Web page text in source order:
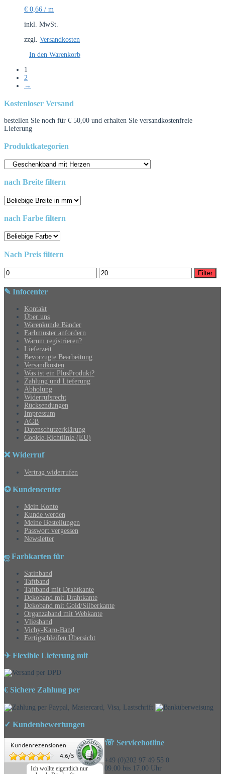
€ 0,66 / m
inkl. MwSt.
zzgl. Versandkosten
In den Warenkorb
1
2
→
Kostenloser Versand
bestellen Sie noch für € 50,00 und erhalten Sie versandkostenfreie
Lieferung
Produktkategorien
nach Breite filtern
nach Farbe filtern
Nach Preis filtern
Min.
Preis
Max.
Preis
Filter
✎ Infocenter
Kontakt
Über uns
Warenkunde Bänder
Farbmuster anfordern
Warum registrieren?
Lieferzeit
Bevorzugte Bearbeitung
Versandkosten
Was ist ein PlusProdukt?
Zahlung und Lieferung
Abholung
Widerrufsrecht
Rücksendungen
Impressum
AGB
Datenschutzerklärung
Cookie-Richtlinie (EU)
❌ Widerruf
Vertrag widerrufen
✪ Kundencenter
Mein Konto
Kunde werden
Meine Bestellungen
Passwort vergessen
Newsletter
ஐ Farbkarten für
Satinband
Taftband
Taftband mit Drahtkante
Dekoband mit Drahtkante
Dekoband mit Gold/Silberkante
Organzaband mit Webkante
Vliesband
Vichy-Karo-Band
Fertigschleifen Übersicht
✈ Flexible Lieferung mit
€ Sichere Zahlung per
✓ Kundenbewertungen
Kundenrezensionen
4.6/5
Ich wollte eigentlich nur
☏ Servicehotline
+49 (0)202 97 49 55 0
09.00 bis 17.00 Uhr